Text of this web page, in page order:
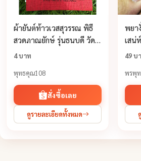
ผ้า​ยันต์​ท้าว​เวสสุวรรณ​ พิธี
สวดภาณยักษ์ รุ่น​ธนบดี วัดสุ
ทัศน์เทพวราราม กว้าง11
แก้อาถรรพ์
4 บาท
พุทธคุณ108
สั่งซื้อเลย
ดูรายละเอียดทั้งหมด
พยา
เสน่
เหลือง
49 บ
พรพุ